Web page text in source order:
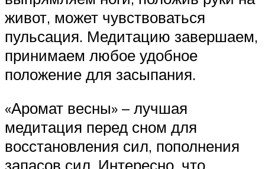
живот, может чувствоваться
пульсация. Медитацию завершаем,
принимаем любое удобное
положение для засыпания.
«Аромат весны» – лучшая
медитация перед сном для
восстановления сил, пополнения
запасов сил. Интересно, что